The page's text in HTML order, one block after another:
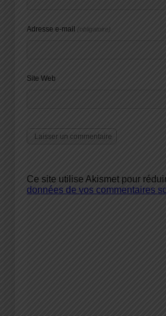
Adresse e-mail (obligatoire)
Site Web
Ce site utilise Akismet pour
données de vos commentaires